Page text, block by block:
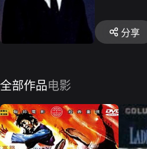
分享
全部作品电影